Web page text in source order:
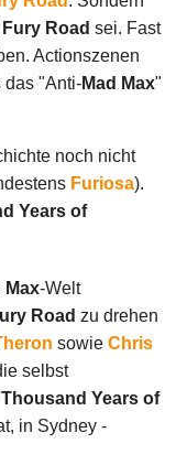
Fury Road sei. Fast
Actionszenen
das "Anti-Mad Max"
noch nicht
Furiosa).
Years of
Max-Welt
Road zu drehen
sowie Chris
selbst
Years of
in Sydney -